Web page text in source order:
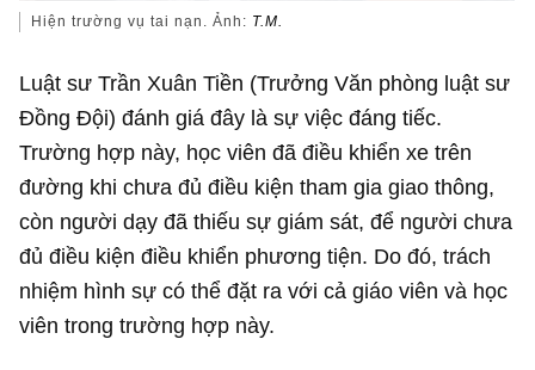
Hiện trường vụ tai nạn. Ảnh: T.M.
Luật sư Trần Xuân Tiền (Trưởng Văn phòng luật sư
Đồng Đội) đánh giá đây là sự việc đáng tiếc.
Trường hợp này, học viên đã điều khiển xe trên
đường khi chưa đủ điều kiện tham gia giao thông,
còn người dạy đã thiếu sự giám sát, để người chưa
đủ điều kiện điều khiển phương tiện. Do đó, trách
nhiệm hình sự có thể đặt ra với cả giáo viên và học
viên trong trường hợp này.